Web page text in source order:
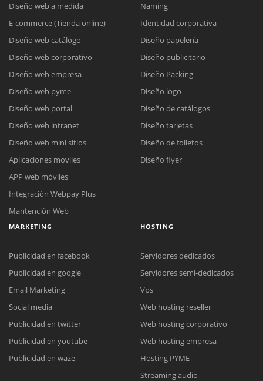
Reunión online
Nuestros ejecutivos le enviarán un correo electrónico con el enlace a
Meet para la reunión online.
Cotización
Todos nuestros ejecutivos están fuera de línea. Complete el formulario
Diseño web a medida
E-commerce (Tienda online)
Diseño web catálogo
Diseño web corporativo
Diseño web empresa
Diseño web pyme
Diseño web portal
Diseño web intranet
Diseño web mini sitios
Aplicaciones moviles
APP web móviles
Integración Webpay Plus
Mantención Web
Naming
Identidad corporativa
Diseño papelería
Diseño publicitario
Diseño Packing
Diseño logo
Diseño de catálogos
Diseño tarjetas
Diseño de folletos
Diseño flyer
MARKETING
Publicidad en facebook
Publicidad en google
Email Marketing
Social media
Publicidad en twitter
Publicidad en youtube
Publicidad en waze
HOSTING
Servidores dedicados
Servidores semi-dedicados
Vps
Web hosting reseller
Web hosting corporativo
Web hosting empresa
Hosting PYME
Streaming audio